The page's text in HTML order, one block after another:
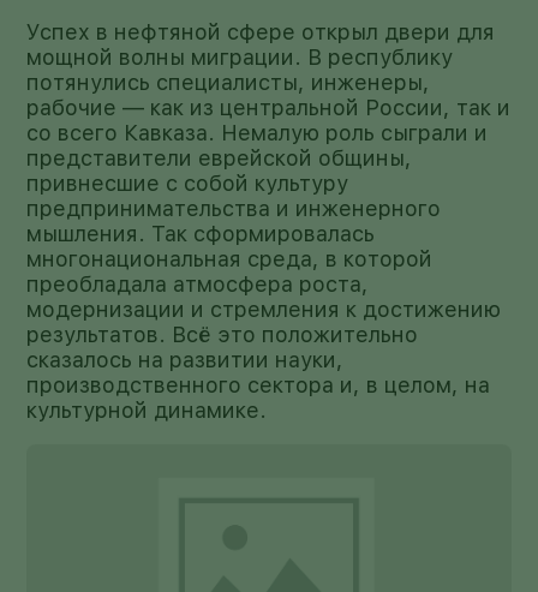
Успех в нефтяной сфере открыл двери для
мощной волны миграции. В республику
потянулись специалисты, инженеры,
рабочие — как из центральной России, так и
со всего Кавказа. Немалую роль сыграли и
представители еврейской общины,
привнесшие с собой культуру
предпринимательства и инженерного
мышления. Так сформировалась
многонациональная среда, в которой
преобладала атмосфера роста,
модернизации и стремления к достижению
результатов. Всё это положительно
сказалось на развитии науки,
производственного сектора и, в целом, на
культурной динамике.